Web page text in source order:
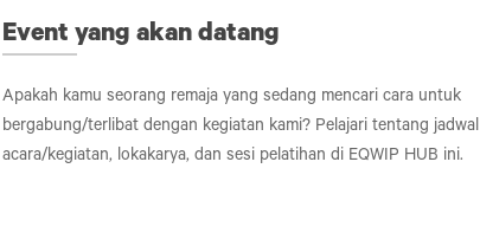
Event yang akan datang
Apakah kamu seorang remaja yang sedang mencari cara untuk
bergabung/terlibat dengan kegiatan kami? Pelajari tentang jadwal
acara/kegiatan, lokakarya, dan sesi pelatihan di EQWIP HUB ini.